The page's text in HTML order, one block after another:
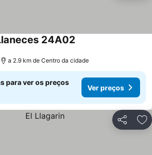
24A02
a 2.9 km de Centro da cidade
para ver os preços
Ver preços
Partilhar